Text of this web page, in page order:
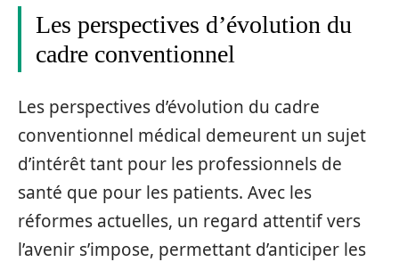
Les perspectives d’évolution du
cadre conventionnel
Les perspectives d’évolution du cadre
conventionnel médical demeurent un sujet
d’intérêt tant pour les professionnels de
santé que pour les patients. Avec les
réformes actuelles, un regard attentif vers
l’avenir s’impose, permettant d’anticiper les